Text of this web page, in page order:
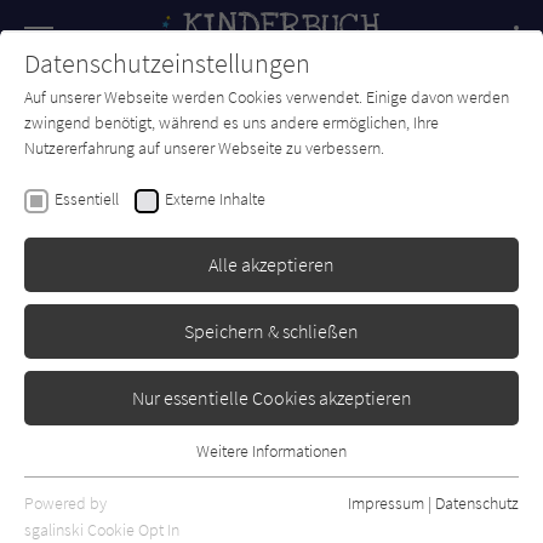
SUCHE Forum Charts Newsletter
Susanne Oswald
Standard
Alle Altersgruppen anzeigen
Datenschutzeinstellungen
Auf unserer Webseite werden Cookies verwendet. Einige davon werden
zwingend benötigt, während es uns andere ermöglichen, Ihre
Nutzererfahrung auf unserer Webseite zu verbessern.
Essentiell Externe Inhalte
Alle akzeptieren
Speichern & schließen
Nur essentielle Cookies akzeptieren
Essentielle Cookies werden für grundlegende Funktionen der
Webseite benötigt. Dadurch ist gewährleistet, dass die Webseite
Weitere Informationen
Powered by
sgalinski Cookie Opt In
Impressum | Datenschutz